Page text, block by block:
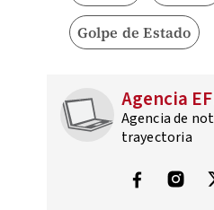
Golpe de Estado
Agencia
Agencia de
trayectoria